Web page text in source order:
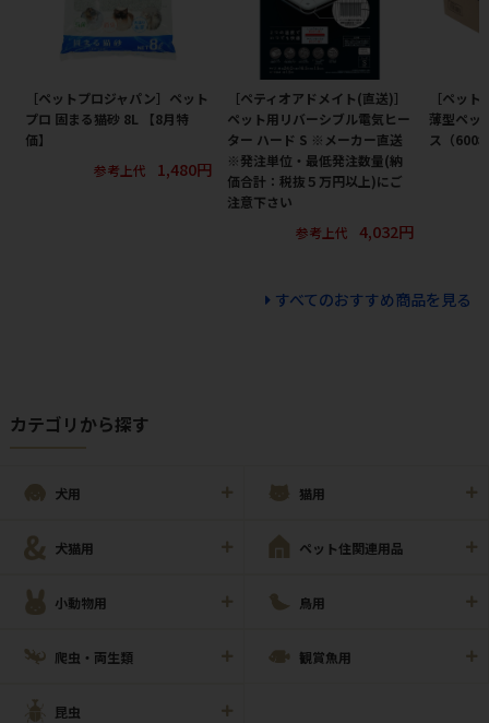
［ペットプロジャパン］ペット
プロ 固まる猫砂 8L 【8月特
価】
参考上代
1,480円
［ペティオアドメイト(直送)］
ペット用リバーシブル電気ヒー
ター ハード S ※メーカー直送
※発注単位・最低発注数量(納
価合計：税抜５万円以上)にご
注意下さい
参考上代
4,032円
［ペッ
薄型ペッ
ス（600
すべてのおすすめ商品を見る
カテゴリから探す
犬用 猫用
犬猫用 ペット住関連用品
小動物用 鳥用
爬虫・両生類 観賞魚用
昆虫